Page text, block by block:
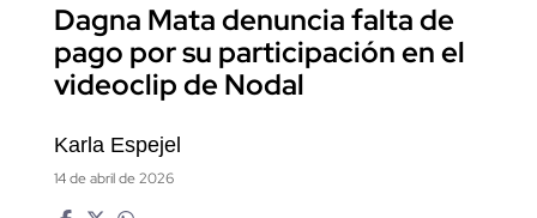
Dagna Mata denuncia falta de
pago por su participación en el
videoclip de Nodal
Karla Espejel
14 de abril de 2026